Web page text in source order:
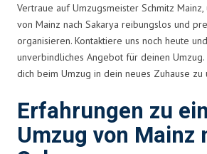
Vertraue auf Umzugsmeister Schmitz
von Mainz nach Sakarya reibungslos und
organisieren. Kontaktiere uns noch heute
unverbindliches Angebot für deinen
dich beim Umzug in dein neues Zuhause zu
Erfahrungen zu
Umzug von Mainz